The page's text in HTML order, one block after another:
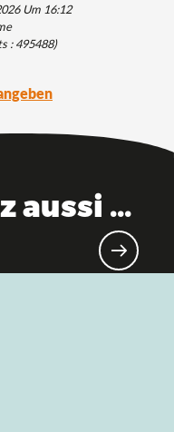
Um 16:12
:495488)
aussi ...